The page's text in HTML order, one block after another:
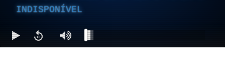
INDISPONÍVEL